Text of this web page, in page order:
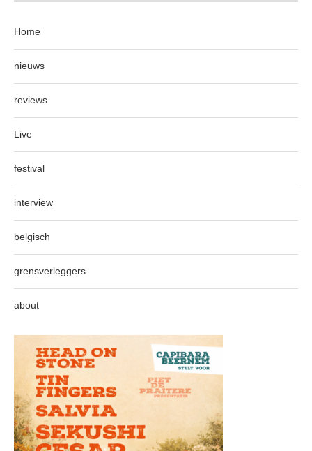
Home
nieuws
reviews
Live
festival
interview
belgisch
grensverleggers
about